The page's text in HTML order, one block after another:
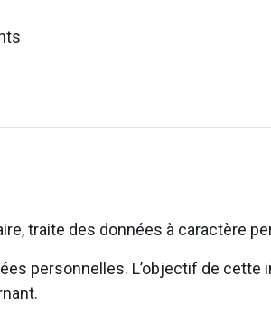
traite des données à caractère
personnelles. L’objectif de cette